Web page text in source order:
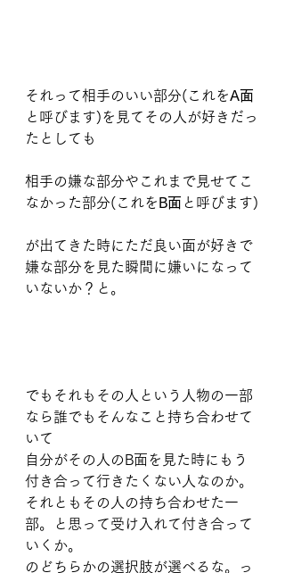
それって相手のいい部分(これをA面
と呼びます)を見てその人が好きだっ
たとしても
相手の嫌な部分やこれまで見せてこ
なかった部分(これを B面 と呼びます)
が出てきた時にただ良い面が好きで
嫌な部分を見た瞬間に嫌いになって
いないか？と。
でもそれもその人という人物の一部
なら誰でもそんなこと持ち合わせて
いて
自分がその人のB面を見た時にもう
付き合って行きたくない人なのか。
それともその人の持ち合わせた一
部。と思って受け入れて付き合って
いくか。
のどちらかの選択肢が選べるな。っ